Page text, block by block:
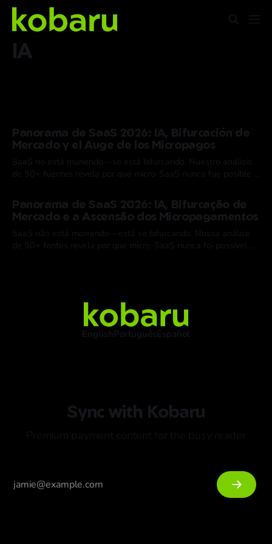
IA
Panorama de SaaS 2026: IA, Bifurcación de
Mercado y el Auge de los Micropagos
SaaS no está muriendo—se está bifurcando. Nuestro análisis
de 50+ fuentes revela por qué micro-SaaS nunca fue posible y
Panorama de SaaS 2026: IA, Bifurcação de
Mercado e a Ascensão dos Micropagamentos
SaaS não está morrendo—está se bifurcando. Nossa análise
de 50+ fontes revela por que micro-SaaS nunca foi possível e
English PortuguêsEspañol
Sync with Kobaru